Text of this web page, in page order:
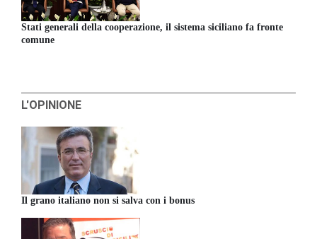
Stati generali della cooperazione, il sistema siciliano fa fronte
comune
L'OPINIONE
Il grano italiano non si salva con i bonus